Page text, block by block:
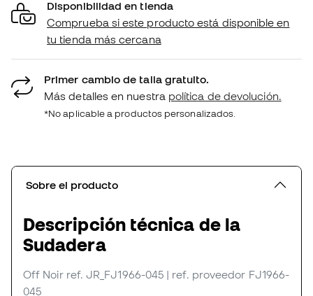
Disponibilidad en tienda
Comprueba si este producto está disponible en
tu tienda más cercana
Primer cambio de talla gratuito.
Más detalles en nuestra política de devolución.
*No aplicable a productos personalizados.
Sobre el producto
Descripción técnica de la
Sudadera
Off Noir ref. JR_FJ1966-045 | ref. proveedor FJ1966-
045